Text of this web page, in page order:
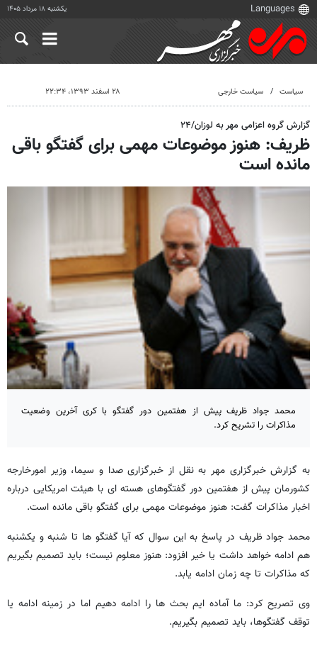
یکشنبه ۱۸ مرداد ۱۴۰۵
سیاست سیاست خارجی ۲۸ اسفند ۱۳۹۳، ۲۲:۳۴
گزارش گروه اعزامی مهر به لوزان/۲۴
ظريف: هنوز موضوعات مهمی برای گفتگو باقی
مانده است
محمد جواد ظریف پیش از هفتمین دور گفتگو با کری آخرین وضعیت
مذاکرات را تشریح کرد.
به گزارش خبرگزاری مهر به نقل از خبرگزاری صدا و سیما، وزیر امورخارجه
کشورمان پیش از هفتمین دور گفتگوهای هسته ای با هیئت امریکایی درباره
اخبار مذاکرات گفت: هنوز موضوعات مهمی برای گفتگو باقی مانده است.
محمد جواد ظریف در پاسخ به این سوال که آیا گفتگو ها تا شنبه و یکشنبه
هم ادامه خواهد داشت یا خیر افزود: هنوز معلوم نیست؛ باید تصمیم بگیریم
که مذاکرات تا چه زمان ادامه یابد.
وی تصریح کرد:‌ ما آماده ایم بحث ها را ادامه دهیم اما در زمینه ادامه یا
توقف گفتگوها، باید تصمیم بگیریم.